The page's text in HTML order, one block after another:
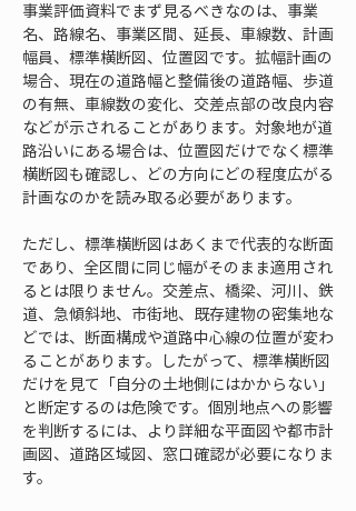
事業評価資料でまず見るべきなのは、事業
名、路線名、事業区間、延長、車線数、計画
幅員、標準横断図、位置図です。拡幅計画の
場合、現在の道路幅と整備後の道路幅、歩道
の有無、車線数の変化、交差点部の改良内容
などが示されることがあります。対象地が道
路沿いにある場合は、位置図だけでなく標準
横断図も確認し、どの方向にどの程度広がる
計画なのかを読み取る必要があります。
ただし、標準横断図はあくまで代表的な断面
であり、全区間に同じ幅がそのまま適用され
るとは限りません。交差点、橋梁、河川、鉄
道、急傾斜地、市街地、既存建物の密集地な
どでは、断面構成や道路中心線の位置が変わ
ることがあります。したがって、標準横断図
だけを見て「自分の土地側にはかからない」
と断定するのは危険です。個別地点への影響
を判断するには、より詳細な平面図や都市計
画図、道路区域図、窓口確認が必要になりま
す。